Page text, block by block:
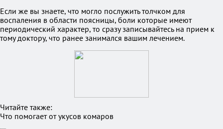
Если же вы знаете, что могло послужить толчком для
воспаления в области поясницы, боли которые имеют
периодический характер, то сразу записывайтесь на прием к
тому доктору, что ранее занимался вашим лечением.
Читайте также:
Что помогает от укусов комаров